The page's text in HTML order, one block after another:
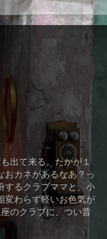
出て来る。たかが１
おカネがあるなあ？っ
するクラブママと、小
変わらず軽いお色気が
のクラブに、つい昔